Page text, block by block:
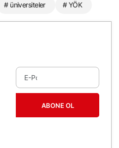
# üniversiteler # YÖK
ABONE OL